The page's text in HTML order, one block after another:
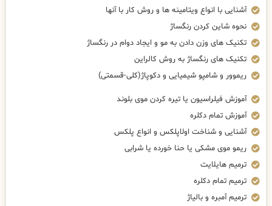
آشنایی با انواع ویتامینه ها و روش کار با آنها
نحوه شاین کردن رنگساژ
تکنیک های وزن دادن به مو و ایجاد دوام در رنگساژ
تکنیک های رنگساژ به روش کالراین
ریموور و شامپو شیمیایی و دکوپاژ(کلی-قسمتی)
آموزش فیلراسیون یا تیره کردن موی بلوند
آموزش تمام دکلره
آشنایی و شناخت اولاپلکس و انواع پلکس
ریمو موی مشکی یا حنا خورده یا شرابی
ترمیم هایلایت
ترمیم تمام دکلره
ترمیم آمبره و بالیاژ